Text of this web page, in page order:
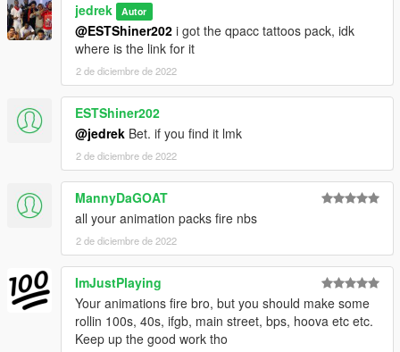
jedrek Autor
@ESTShiner202 i got the qpacc tattoos pack, idk
where is the link for it
2 de diciembre de 2022
ESTShiner202
@jedrek Bet. if you find it lmk
2 de diciembre de 2022
MannyDaGOAT
all your animation packs fire nbs
2 de diciembre de 2022
ImJustPlaying
Your animations fire bro, but you should make some
rollin 100s, 40s, ifgb, main street, bps, hoova etc etc.
Keep up the good work tho